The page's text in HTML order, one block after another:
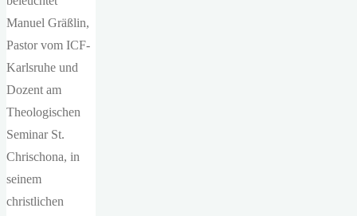
Manuel Gräßlin,
Pastor vom ICF-
Karlsruhe und
Dozent am
Theologischen
Seminar St.
Chrischona, in
seinem
christlichen